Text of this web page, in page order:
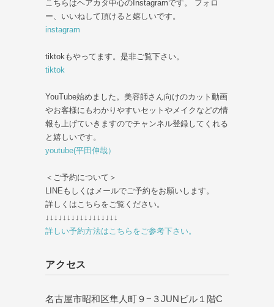
こちらはヘアカタ中心のInstagramです。 フォロ
ー、いいねして頂けると嬉しいです。
instagram
tiktokもやってます。是非ご覧下さい。
tiktok
YouTube始めました。美容師さん向けのカット動画
やお客様にもわかりやすいセットやメイクなどの情
報も上げていきますのでチャンネル登録してくれる
と嬉しいです。
youtube(平田伸哉）
＜ご予約について＞
LINEもしくはメールでご予約をお願いします。
詳しくはこちらをご覧ください。
↓↓↓↓↓↓↓↓↓↓↓↓↓↓↓↓↓
詳しい予約方法はこちらをご参考下さい。
アクセス
名古屋市昭和区隼人町９−３JUNビル１階C